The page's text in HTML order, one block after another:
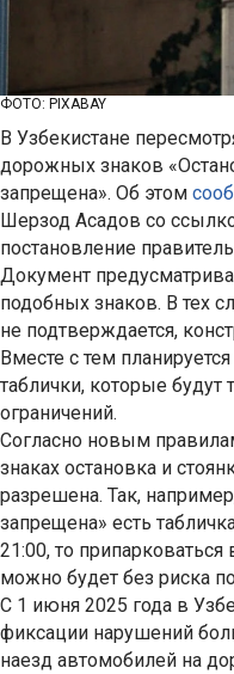
ФОТО: PIXABAY
В Узбекистане
дорожных знаков
запрещена». Об этом
Шерзод Асадов со
постановление
Документ
подобных знаков. В тех
не подтверждается,
Вместе с тем
таблички, которые будут
ограничений.
Согласно новым
знаках остановка и
разрешена. Так,
запрещена» есть
21:00, то
можно будет без риска
С 1 июня 2025 года в
фиксации нарушений
наезд автомобилей на